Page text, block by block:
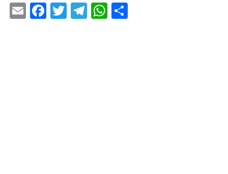
EmailFacebook
Twitter
Telegram
WhatsApp